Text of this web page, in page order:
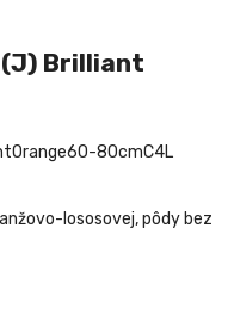
(J) Brilliant
80cmC4L
lososovej, pôdy bez